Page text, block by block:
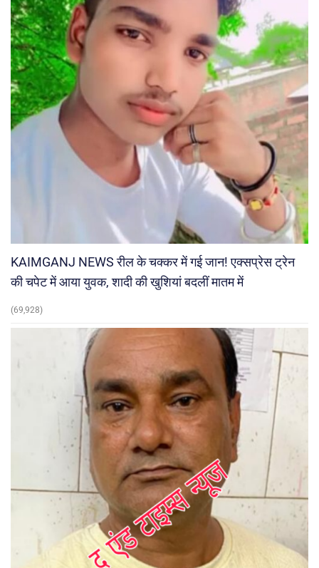
KAIMGANJ NEWS रील के चक्कर में गई जान! एक्सप्रेस ट्रेन
की चपेट में आया युवक, शादी की खुशियां बदलीं मातम में
(69,928)